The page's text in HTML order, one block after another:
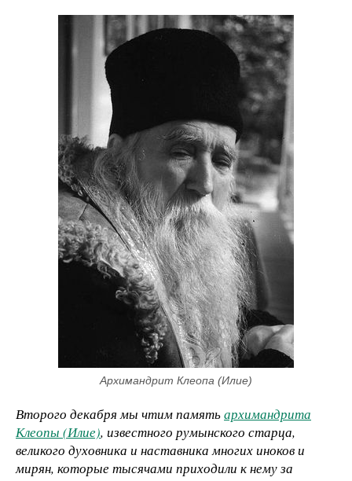
Архимандрит Клеопа (Илие)
Второго декабря мы чтим памятьархимандрита
Клеопы (Илие), известного румынского старца,
великого духовника и наставника многих иноков и
мирян, которые тысячами приходили к нему за